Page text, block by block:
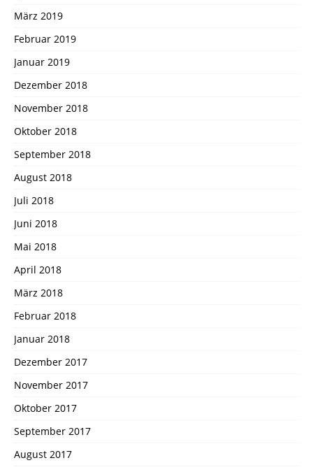
März 2019
Februar 2019
Januar 2019
Dezember 2018
November 2018
Oktober 2018
September 2018
August 2018
Juli 2018
Juni 2018
Mai 2018
April 2018
März 2018
Februar 2018
Januar 2018
Dezember 2017
November 2017
Oktober 2017
September 2017
August 2017